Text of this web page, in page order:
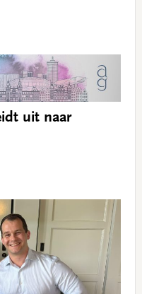
uit naar